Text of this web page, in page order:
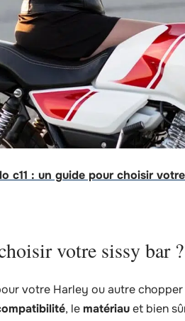
c11 : un guide pour choisir
votre sissy bar ?
votre Harley ou autre
, lematériauet bien